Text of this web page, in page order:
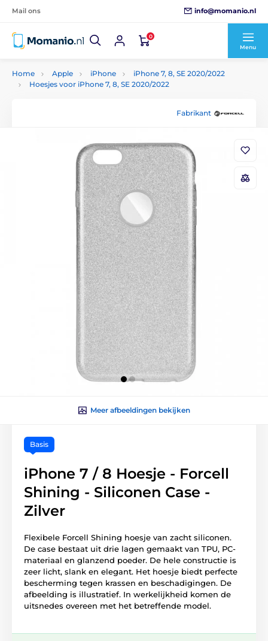
Mail ons info@momanio.nl
0
Menu
Home Apple iPhone
iPhone 7, 8, SE 2020/2022
Hoesjes voor iPhone 7, 8, SE 2020/2022
Fabrikant
Meer afbeeldingen bekijken
Basis
iPhone 7 / 8 Hoesje - Forcell
Shining - Siliconen Case -
Zilver
Flexibele Forcell Shining hoesje van zacht siliconen.
De case bestaat uit drie lagen gemaakt van TPU, PC-
materiaal en glanzend poeder. De hele constructie is
zeer licht, slank en elegant. Het hoesje biedt perfecte
bescherming tegen krassen en beschadigingen. De
afbeelding is illustratief. In werkelijkheid komen de
uitsnedes overeen met het betreffende model.